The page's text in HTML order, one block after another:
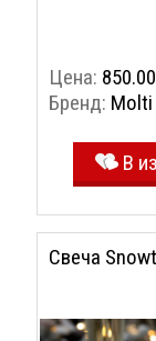
Цена:
Бренд: Molti
В
Свеча